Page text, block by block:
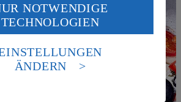
klickst, willigst du im Sinne
1 Satz 1 lit. a) DSGVO ein, dass deine
verarbeitet werden. Der EuGH sieht
mit einem nach europäischen
Datenschutzniveau an.
eines Zugriffs durch US-
NOTWENDIGE
TECHNOLOGIEN
ÄNDERN